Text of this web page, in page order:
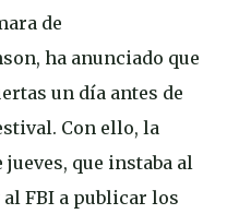
de
ha anunciado que
un día antes de
Con ello, la
que instaba al
FBI a publicar los